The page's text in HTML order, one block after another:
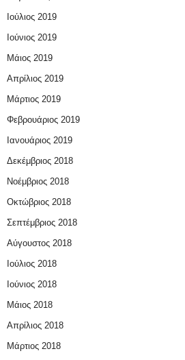
Ιούλιος 2019
Ιούνιος 2019
Μάιος 2019
Απρίλιος 2019
Μάρτιος 2019
Φεβρουάριος 2019
Ιανουάριος 2019
Δεκέμβριος 2018
Νοέμβριος 2018
Οκτώβριος 2018
Σεπτέμβριος 2018
Αύγουστος 2018
Ιούλιος 2018
Ιούνιος 2018
Μάιος 2018
Απρίλιος 2018
Μάρτιος 2018